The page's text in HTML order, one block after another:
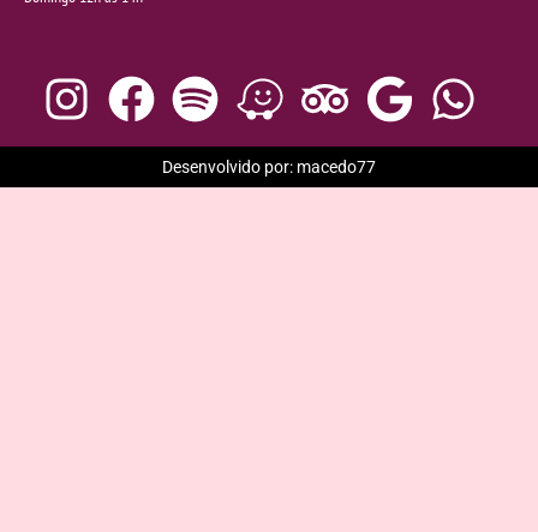
Desenvolvido por: macedo77